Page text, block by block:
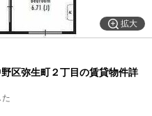
件特集から
産会社から
拡大
区弥生町２丁目の賃貸物件詳
た